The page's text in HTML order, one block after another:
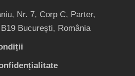
Nr. 7, Corp C, Parter,
București, România